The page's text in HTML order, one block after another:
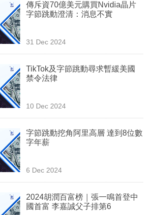
傳斥資70億美元購買Nvidia晶片
字節跳動澄清：消息不實
31 Dec 2024
TikTok及字節跳動尋求暫緩美國
禁令法律
10 Dec 2024
字節跳動挖角阿里高層 達到8位數
字年薪
6 Dec 2024
2024胡潤百富榜｜張一鳴首登中
國首富 李嘉誠父子排第6